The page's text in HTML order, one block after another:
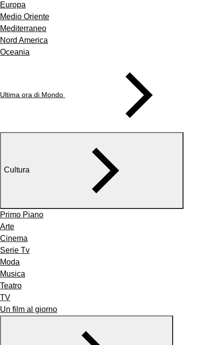
Europa
Medio Oriente
Mediterraneo
Nord America
Oceania
Ultima ora di Mondo
Cultura
Primo Piano
Arte
Cinema
Serie Tv
Moda
Musica
Teatro
TV
Un film al giorno